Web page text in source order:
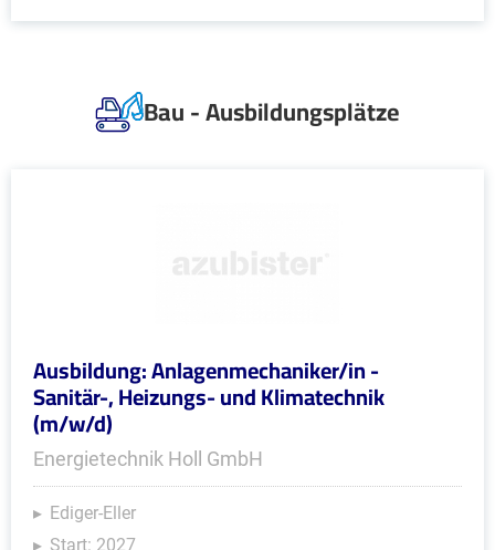
Bau - Ausbildungsplätze
Ausbildung: Anlagenmechaniker/in -
Sanitär-, Heizungs- und Klimatechnik
(m/w/d)
Energietechnik Holl GmbH
Ediger-Eller
Start: 2027